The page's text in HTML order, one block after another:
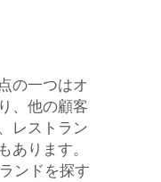
の一つはオ
、他の顧客
レストラン
ります。
ンドを探す